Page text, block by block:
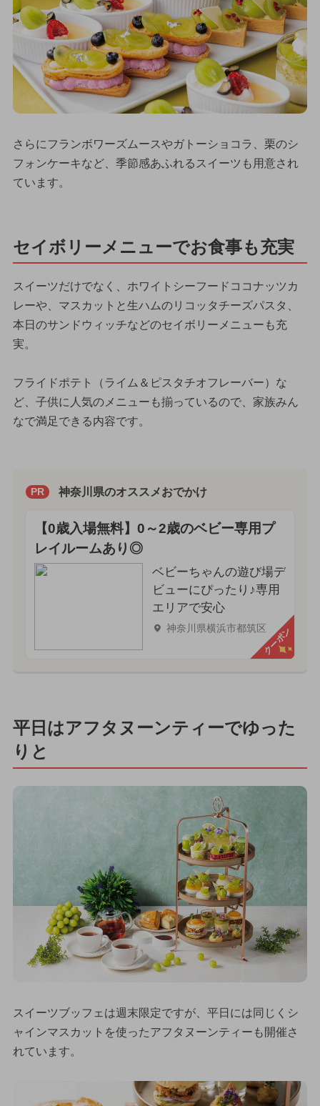
さらにフランボワーズムースやガトーショコラ、栗のシ
フォンケーキなど、季節感あふれるスイーツも用意され
ています。
セイボリーメニューでお食事も充実
スイーツだけでなく、ホワイトシーフードココナッツカ
レーや、マスカットと生ハムのリコッタチーズパスタ、
本日のサンドウィッチなどのセイボリーメニューも充
実。
フライドポテト（ライム＆ピスタチオフレーバー）な
ど、子供に人気のメニューも揃っているので、家族みん
なで満足できる内容です。
PR 神奈川県のオススメおでかけ
【0歳入場無料】0～2歳のベビー専用プ
レイルームあり◎
ベビーちゃんの遊び場デ
ビューにぴったり♪専用
エリアで安心
神奈川県横浜市都筑区クーポン
平日はアフタヌーンティーでゆった
りと
スイーツブッフェは週末限定ですが、平日には同じくシ
ャインマスカットを使ったアフタヌーンティーも開催さ
れています。